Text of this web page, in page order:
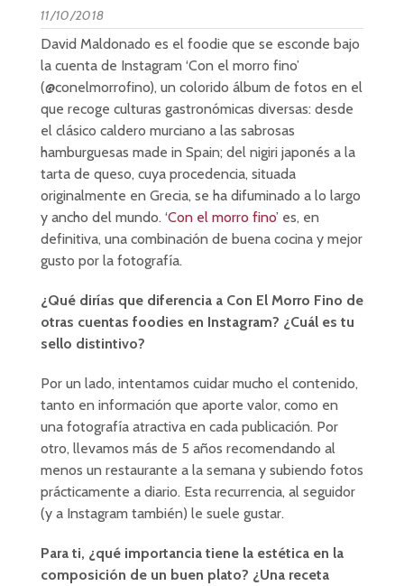
11/10/2018
David Maldonado es el foodie que se esconde bajo
la cuenta de Instagram ‘Con el morro fino’
(@conelmorrofino), un colorido álbum de fotos en el
que recoge culturas gastronómicas diversas: desde
el clásico caldero murciano a las sabrosas
hamburguesas made in Spain; del nigiri japonés a la
tarta de queso, cuya procedencia, situada
originalmente en Grecia, se ha difuminado a lo largo
y ancho del mundo. ‘Con el morro fino’ es, en
definitiva, una combinación de buena cocina y mejor
gusto por la fotografía.
¿Qué dirías que diferencia a Con El Morro Fino de
otras cuentas foodies en Instagram? ¿Cuál es tu
sello distintivo?
Por un lado, intentamos cuidar mucho el contenido,
tanto en información que aporte valor, como en
una fotografía atractiva en cada publicación. Por
otro, llevamos más de 5 años recomendando al
menos un restaurante a la semana y subiendo fotos
prácticamente a diario. Esta recurrencia, al seguidor
(y a Instagram también) le suele gustar.
Para ti, ¿qué importancia tiene la estética en la
composición de un buen plato? ¿Una receta